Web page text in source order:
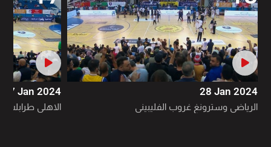
2023 - 14 حلقة
2017 - 6 حلقة
28 Jan 2024
الرياضي وسترونغ غروب الفليبيني
27 Jan 2024
الاهلي طرابلس